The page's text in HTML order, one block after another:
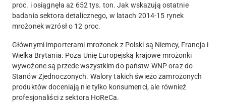
proc. i osiągnęła aż 652 tys. ton. Jak wskazują ostatnie
badania sektora detalicznego, w latach 2014-15 rynek
mrożonek wzrósł o 12 proc.
Głównymi importerami mrożonek z Polski są Niemcy, Francja i
Wielka Brytania. Poza Unię Europejską krajowe mrożonki
wywożone są przede wszystkim do państw WNP oraz do
Stanów Zjednoczonych. Walory takich świeżo zamrożonych
produktów doceniają nie tylko konsumenci, ale również
profesjonaliści z sektora HoReCa.